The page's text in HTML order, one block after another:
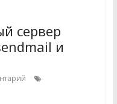
сервер
и